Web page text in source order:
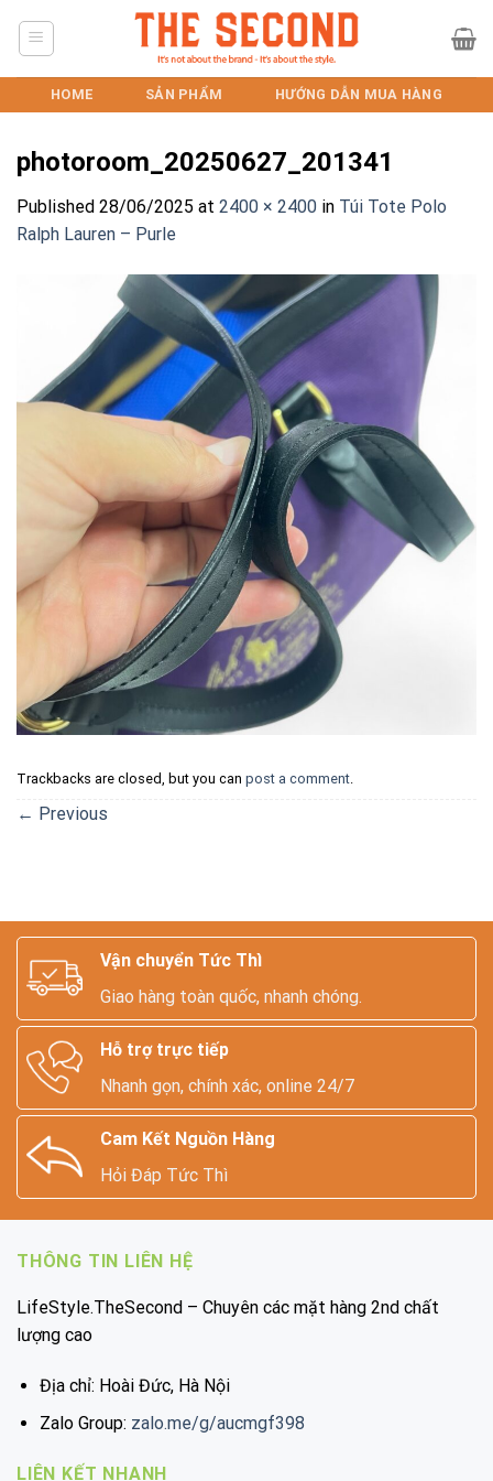
HOME SẢN PHẨM HƯỚNG DẪN MUA HÀNG
photoroom_20250627_201341
Published 28/06/2025 at 2400 × 2400 in Túi Tote Polo
Ralph Lauren – Purle
Trackbacks are closed, but you can post a comment.
← Previous
Vận chuyển Tức Thì
Giao hàng toàn quốc, nhanh chóng.
Hỗ trợ trực tiếp
Nhanh gọn, chính xác, online 24/7
Cam Kết Nguồn Hàng
Hỏi Đáp Tức Thì
THÔNG TIN LIÊN HỆ
LifeStyle.TheSecond – Chuyên các mặt hàng 2nd chất
lượng cao
Địa chỉ: Hoài Đức, Hà Nội
Zalo Group: zalo.me/g/aucmgf398
LIÊN KẾT NHANH